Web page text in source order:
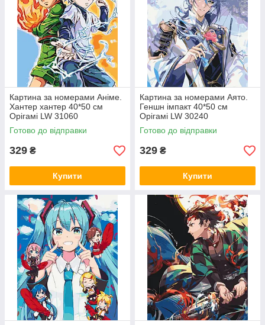
Картина за номерами Аніме.
Хантер хантер 40*50 см
Орігамі LW 31060
Готово до відправки
329 ₴
Купити
Картина за номерами Аято.
Геншн імпакт 40*50 см
Орігамі LW 30240
Готово до відправки
329 ₴
Купити